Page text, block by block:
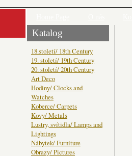
Katalog
18.století/ 18th Century
19. století/ 19th Century
20. století/ 20th Century
Art Deco
Hodiny/ Clocks and
Watches
Koberce/ Carpets
Kovy/ Metals
Lustry, svítidla/ Lamps and
Lightings
Nábytek/ Furniture
Obrazy/ Pictures